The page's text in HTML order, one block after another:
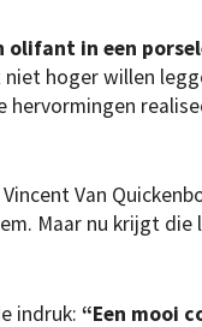
olifant in een
hoger willen
hervormingen
Van
Maar nu krijgt
indruk: “Een mooi